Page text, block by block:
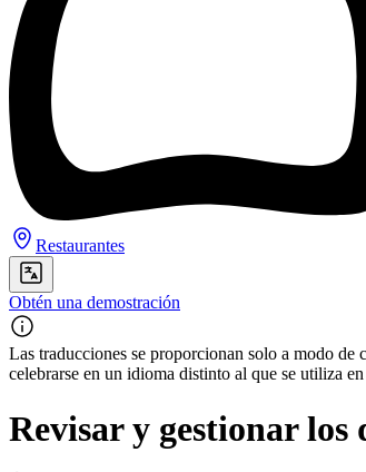
Restaurantes
Obtén una demostración
Las traducciones se proporcionan solo a modo
celebrarse en un idioma distinto al que se utiliza
Revisar y gestionar